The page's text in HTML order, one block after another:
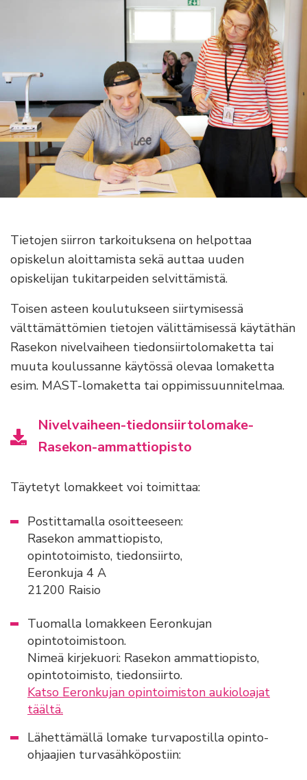
Tietojen siirron tarkoituksena on helpottaa
opiskelun aloittamista sekä auttaa uuden
opiskelijan tukitarpeiden selvittämistä.
Toisen asteen koulutukseen siirtymisessä
välttämättömien tietojen välittämisessä käytäthän
Rasekon nivelvaiheen tiedonsiirtolomaketta tai
muuta koulussanne käytössä olevaa lomaketta
esim. MAST-lomaketta tai oppimissuunnitelmaa.
Nivelvaiheen-tiedonsiirtolomake-
Rasekon-ammattiopisto
Täytetyt lomakkeet voi toimittaa:
Postittamalla osoitteeseen:
Rasekon ammattiopisto,
opintotoimisto, tiedonsiirto,
Eeronkuja 4 A
21200 Raisio
Tuomalla lomakkeen Eeronkujan
opintotoimistoon.
Nimeä kirjekuori: Rasekon ammattiopisto,
opintotoimisto, tiedonsiirto.
Katso Eeronkujan opintoimiston aukioloajat
täältä.
Lähettämällä lomake turvapostilla opinto-
ohjaajien turvasähköpostiin: